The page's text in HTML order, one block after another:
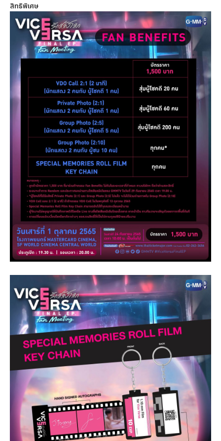
สิทธิพิเศษ